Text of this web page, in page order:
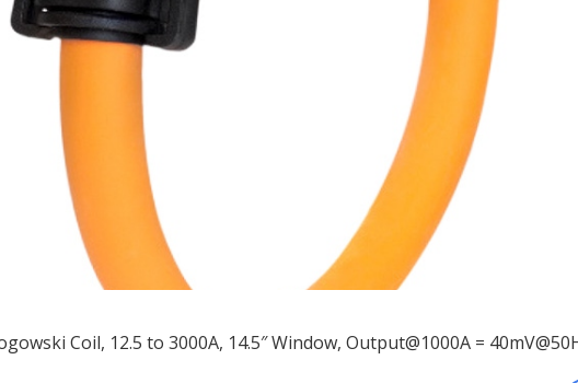
Coil, 12.5 to 3000A, 14.5″ Window, Output@1000A =